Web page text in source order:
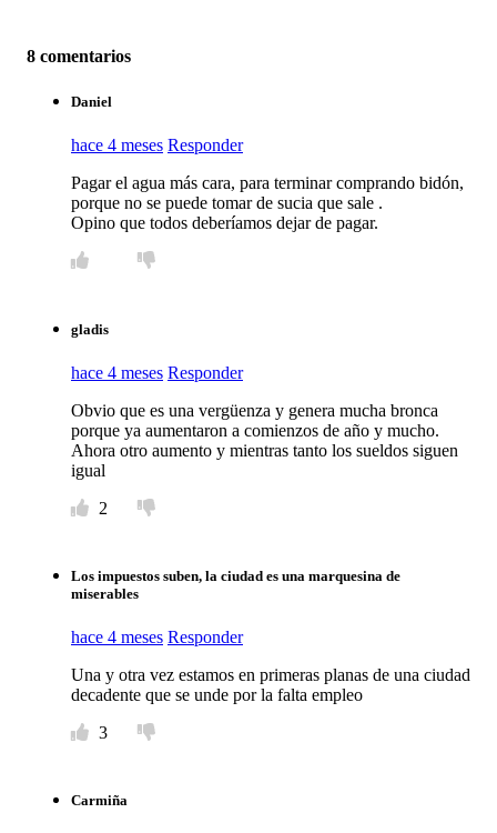
8 comentarios
Daniel
hace 4 meses Responder
Pagar el agua más cara, para terminar comprando bidón,
porque no se puede tomar de sucia que sale .
Opino que todos deberíamos dejar de pagar.
gladis
hace 4 meses Responder
Obvio que es una vergüenza y genera mucha bronca
porque ya aumentaron a comienzos de año y mucho.
Ahora otro aumento y mientras tanto los sueldos siguen
igual
2
Los impuestos suben, la ciudad es una marquesina de
miserables
hace 4 meses Responder
Una y otra vez estamos en primeras planas de una ciudad
decadente que se unde por la falta empleo
3
Carmiña